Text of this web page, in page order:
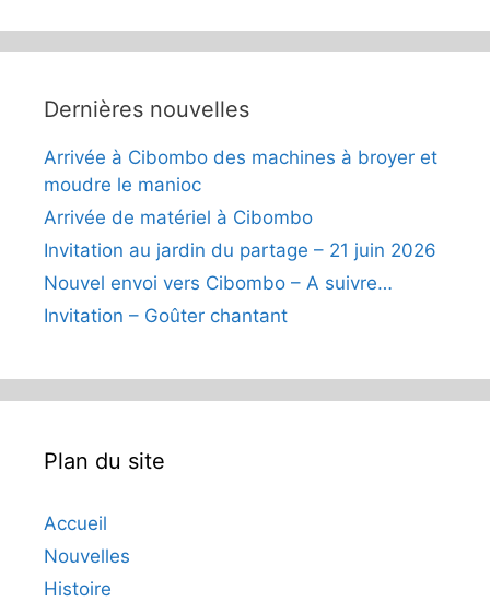
Dernières nouvelles
Arrivée à Cibombo des machines à broyer et
moudre le manioc
Arrivée de matériel à Cibombo
Invitation au jardin du partage – 21 juin 2026
Nouvel envoi vers Cibombo – A suivre…
Invitation – Goûter chantant
Plan du site
Accueil
Nouvelles
Histoire